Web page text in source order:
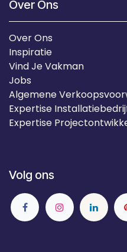
Over Ons
Over Ons
Inspiratie
Vind Je Vakman
Jobs
Algemene
Expertise
Expertise
Volg ons